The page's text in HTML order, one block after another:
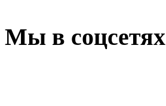
Мы в соцсетях